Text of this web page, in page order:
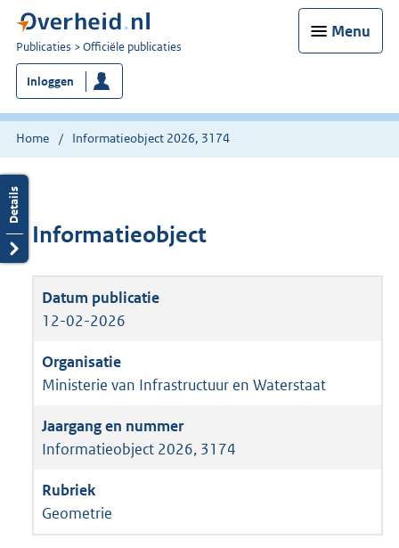
Menu
U
bent
nu
hier:
Publicaties Officiële publicaties
Inloggen
Home Informatieobject 2026, 3174
Informatieobject
12-02-2026
Ministerie van Infrastructuur en Waterstaat
Informatieobject 2026, 3174
Geometrie